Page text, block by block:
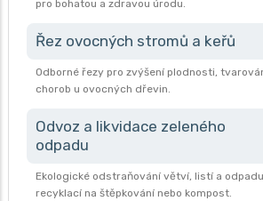
pro bohatou a zdravou úrodu.
Řez ovocných stromů a keřů
Odborné řezy pro zvýšení plodnosti,
chorob u ovocných dřevin.
Odvoz a likvidace zeleného
odpadu
Ekologické odstraňování větví, listí a
recyklací na štěpkování nebo kompost.